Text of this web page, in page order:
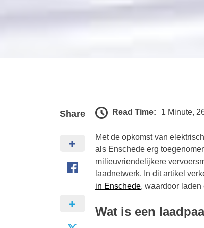
Share Read Time: 1 Minute,
Met de opkomst van
als Enschede erg
milieuvriendelijkere
laadnetwerk. In dit artikel
in Enschede, waardoor
Wat is een